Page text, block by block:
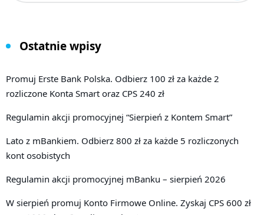
Ostatnie wpisy
Promuj Erste Bank Polska. Odbierz 100 zł za każde 2
rozliczone Konta Smart oraz CPS 240 zł
Regulamin akcji promocyjnej “Sierpień z Kontem Smart”
Lato z mBankiem. Odbierz 800 zł za każde 5 rozliczonych
kont osobistych
Regulamin akcji promocyjnej mBanku – sierpień 2026
W sierpień promuj Konto Firmowe Online. Zyskaj CPS 600 zł